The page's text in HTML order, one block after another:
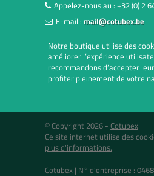
Appelez-nous au : +32 (0) 2
E-mail : mail@cotubex.be
Notre boutique utilise des
améliorer l’expérience
recommandons d’accepter
profiter pleinement de votre
© Copyright 2026 - Cotubex
Ce site internet utilise des
plus d'informations.
Cotubex | N° d'entreprise :